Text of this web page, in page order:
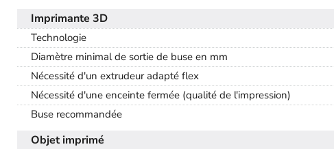
Imprimante 3D
Technologie
Diamètre minimal de sortie de buse en mm
Nécessité d'un extrudeur adapté flex
Nécessité d'une enceinte fermée (qualité de l'impression)
Buse recommandée
Objet imprimé